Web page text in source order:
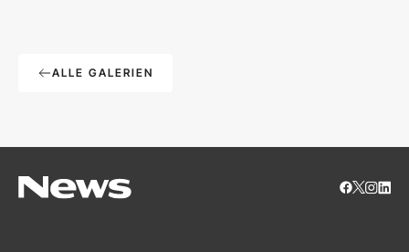
ALLE GALERIEN